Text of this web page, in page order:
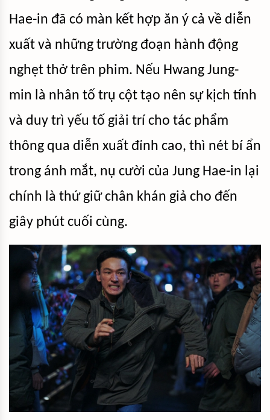
Hae-in đã có màn kết hợp ăn ý cả về diễn
xuất và những trường đoạn hành động
nghẹt thở trên phim. Nếu Hwang Jung-
min là nhân tố trụ cột tạo nên sự kịch tính
và duy trì yếu tố giải trí cho tác phẩm
thông qua diễn xuất đỉnh cao, thì nét bí ẩn
trong ánh mắt, nụ cười của Jung Hae-in lại
chính là thứ giữ chân khán giả cho đến
giây phút cuối cùng.